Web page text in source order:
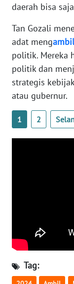
daerah bisa
Tan Gozali
adat mengambil
politik. Mereka
politik dan
strategis
atau gubernur.
1 2
Tag:
WN
JATENG
WN
NUSANTARA
WN
KALBAR
WN
KALTENG